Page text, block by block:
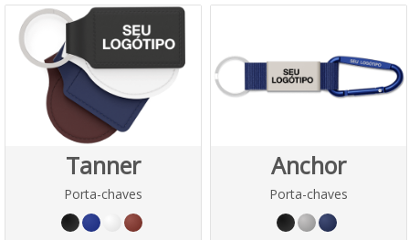
Tanner
Porta-chaves
Anchor
Porta-chaves